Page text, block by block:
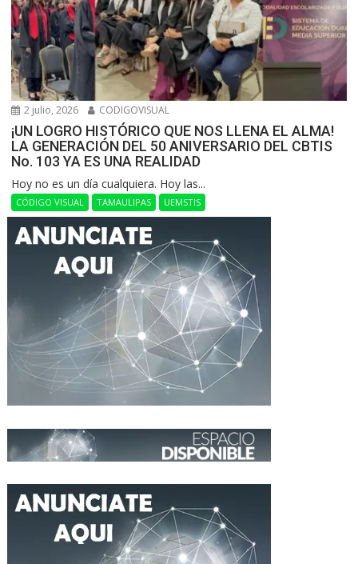
2 julio, 2026 CODIGOVISUAL
¡UN LOGRO HISTÓRICO QUE NOS LLENA EL ALMA!
LA GENERACIÓN DEL 50 ANIVERSARIO DEL CBTIS
No. 103 YA ES UNA REALIDAD
Hoy no es un día cualquiera. Hoy las...
CÓDIGO VISUAL TAMAULIPAS UEMSTIS